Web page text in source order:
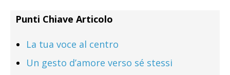
Punti Chiave Articolo
La tua voce al centro
Un gesto d’amore verso sé stessi